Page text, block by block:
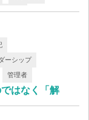
トリー
と
き違え
）の誤用
を […]
ーシップ
管理者
はなく「解